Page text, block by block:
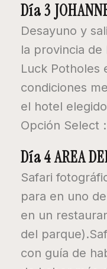
Día 3
Desayuno y
la provincia de
Luck Potholes
condiciones
el hotel
Opción Select :
Día 4 AREA
Safari
para en uno
en un
del
con guía de